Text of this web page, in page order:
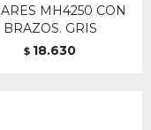
MH4250 CON
BRAZOS. GRIS
$ 18.630